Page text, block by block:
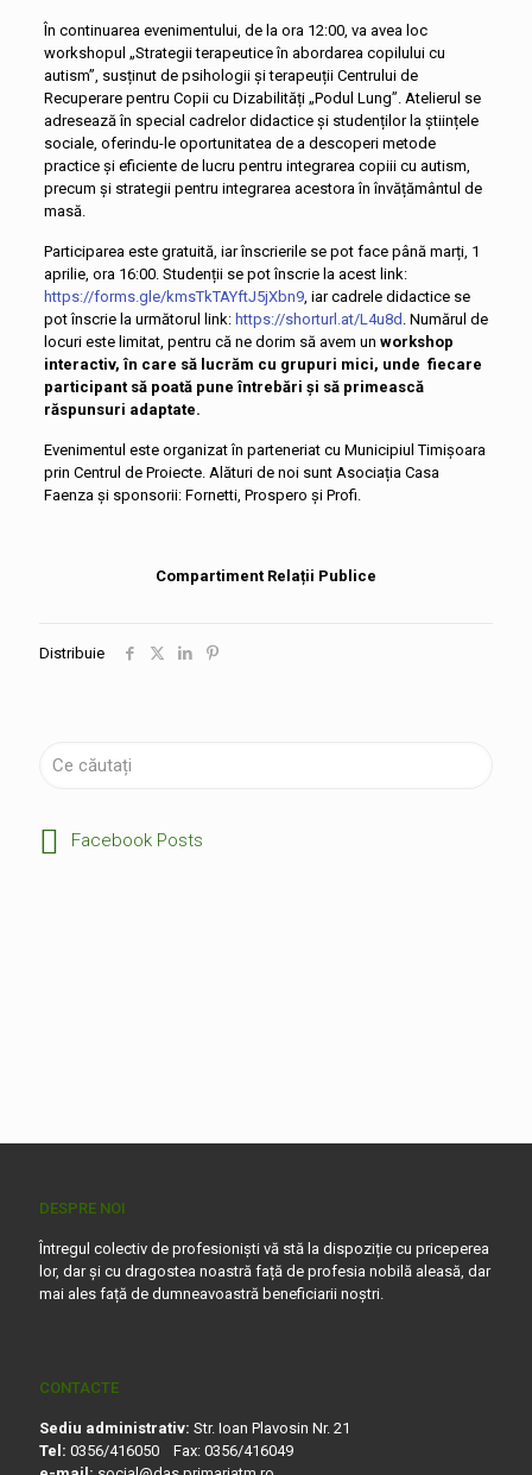
În continuarea evenimentului, de la ora 12:00, va avea loc
workshopul „Strategii terapeutice în abordarea copilului cu
autism”, susținut de psihologii și terapeuții Centrului de
Recuperare pentru Copii cu Dizabilități „Podul Lung”. Atelierul se
adresează în special cadrelor didactice și studenților la științele
sociale, oferindu-le oportunitatea de a descoperi metode
practice și eficiente de lucru pentru integrarea copiii cu autism,
precum și strategii pentru integrarea acestora în învățământul de
masă.
Participarea este gratuită, iar înscrierile se pot face până marți, 1
aprilie, ora 16:00. Studenții se pot înscrie la acest link:
https://forms.gle/kmsTkTAYftJ5jXbn9, iar cadrele didactice se
pot înscrie la următorul link: https://shorturl.at/L4u8d . Numărul de
locuri este limitat, pentru că ne dorim să avem un workshop
interactiv, în care să lucrăm cu grupuri mici, unde fiecare
participant să poată pune întrebări și să primească
răspunsuri adaptate.
Evenimentul este organizat în parteneriat cu Municipiul Timișoara
prin Centrul de Proiecte. Alături de noi sunt Asociația Casa
Faenza și sponsorii: Fornetti, Prospero și Profi.
Compartiment Relații Publice
Distribuie
Facebook Posts
DESPRE NOI
Întregul colectiv de profesioniști vă stă la dispoziție cu priceperea
lor, dar și cu dragostea noastră față de profesia nobilă aleasă, dar
mai ales față de dumneavoastră beneficiarii noștri.
CONTACTE
Sediu administrativ: Str. Ioan Plavosin Nr. 21
Tel: 0356/416050 Fax: 0356/416049